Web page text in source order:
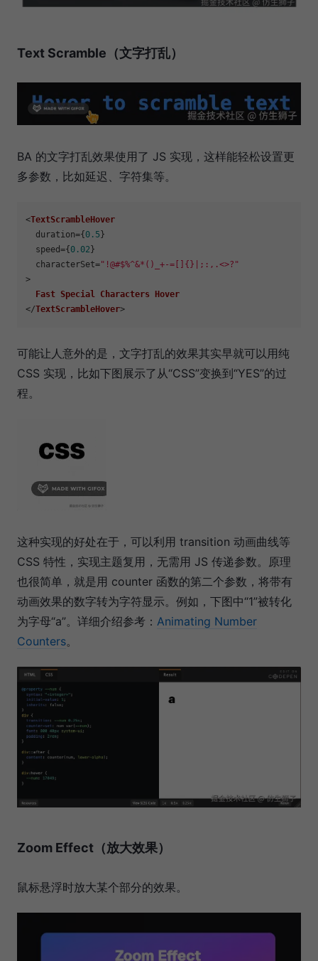
Text Scramble（文字打乱）
BA 的文字打乱效果使用了 JS 实现，这样能轻松设置更
多参数，比如延迟、字符集等。
<TextScrambleHover
  duration={
0.5}
  speed={
0.02}
  characterSet=
"!@#$%^&*()_+-=[]{}|;:,.<>?"
>
Fast Special Characters
Hover
</TextScrambleHover
可能让人意外的是，文字打乱的效果其实早就可以用纯
CSS 实现，比如下图展示了从“CSS”变换到“YES”的过
程。
这种实现的好处在于，可以利用 transition 动画曲线等
CSS 特性，实现主题复用，无需用 JS 传递参数。原理
也很简单，就是用 counter 函数的第二个参数，将带有
动画效果的数字转为字符显示。例如，下图中“1”被转化
为字母“a”。详细介绍参考： Animating Number
Counters。
Zoom Effect（放大效果）
鼠标悬浮时放大某个部分的效果。